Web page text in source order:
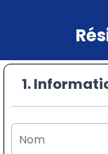
1.